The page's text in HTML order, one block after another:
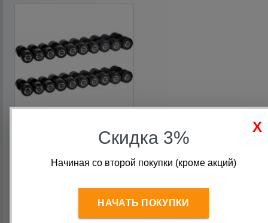
Гантельный ряд PROFI-FIT
(10 пар), шаг 2,5 кг
Скидка 3%
Начиная со второй покупки (кроме акций)
НАЧАТЬ ПОКУПКИ